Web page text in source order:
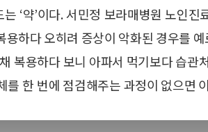
‘약’이다. 서민정 보라매병원 노인진
하다 오히려 증상이 악화된 경우를
복용하다 보니 아파서 먹기보다 습관
한 번에 점검해주는 과정이 없으면